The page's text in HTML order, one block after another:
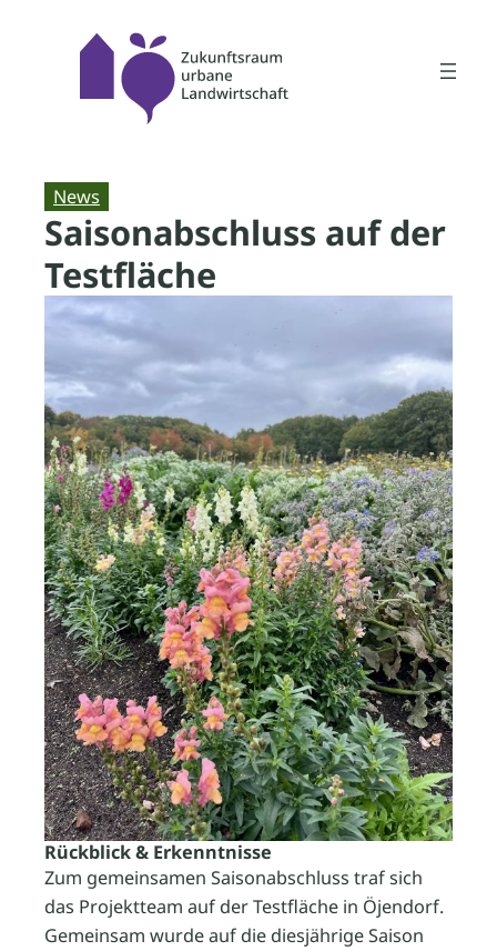
News
Saisonabschluss auf der
Testfläche
Rückblick & Erkenntnisse
Zum gemeinsamen Saisonabschluss traf sich
das Projektteam auf der Testfläche in Öjendorf.
Gemeinsam wurde auf die diesjährige Saison